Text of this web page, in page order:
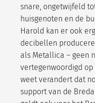
snare, ongetwijfeld
huisgenoten en de
Harold kan er ook
decibellen
als Metallica – geen
vertegenwoordigd
weet verandert dat
support van de